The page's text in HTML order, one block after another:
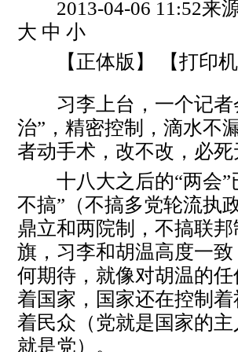
2013-04-06 11:52来
大 中 小
【正体版】 【打印
习李上台，一个记
治”，精密控制，滴水不
者动手术，改不改，必
十八大之后的“两会
不搞”（不搞多党轮流执
鼎立和两院制，不搞联
旗，习李和胡温高度一
何期待，就像对胡温的
着国家，国家还在控制
着民众（党就是国家的
就是党）。